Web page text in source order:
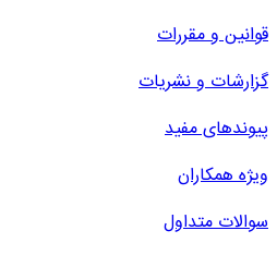
قوانین و مقررات
گزارشات و نشریات
پیوندهای مفید
ویژه همکاران
سوالات متداول